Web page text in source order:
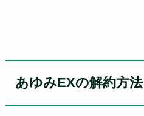
あゆみEXの解約方法